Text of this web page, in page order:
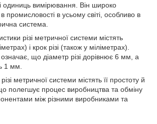
одиниць вимірювання. Він широко
промисловості в усьому світі, особливо в
система.
різі метричної системи містять
і крок різі (також у міліметрах).
що діаметр різі дорівнює 6 мм, а
1 мм.
метричної системи містять її простоту й
полегшує процес виробництва та обміну
між різними виробниками та